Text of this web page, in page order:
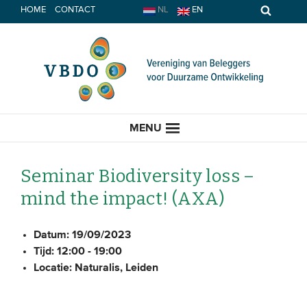
Spring
naar
HOME CONTACT NL EN
MENU
HOME
Seminar Biodiversity loss –
mind the impact! (AXA)
Datum:19/09/2023
Tijd:12:00 - 19:00
Locatie: Naturalis, Leiden